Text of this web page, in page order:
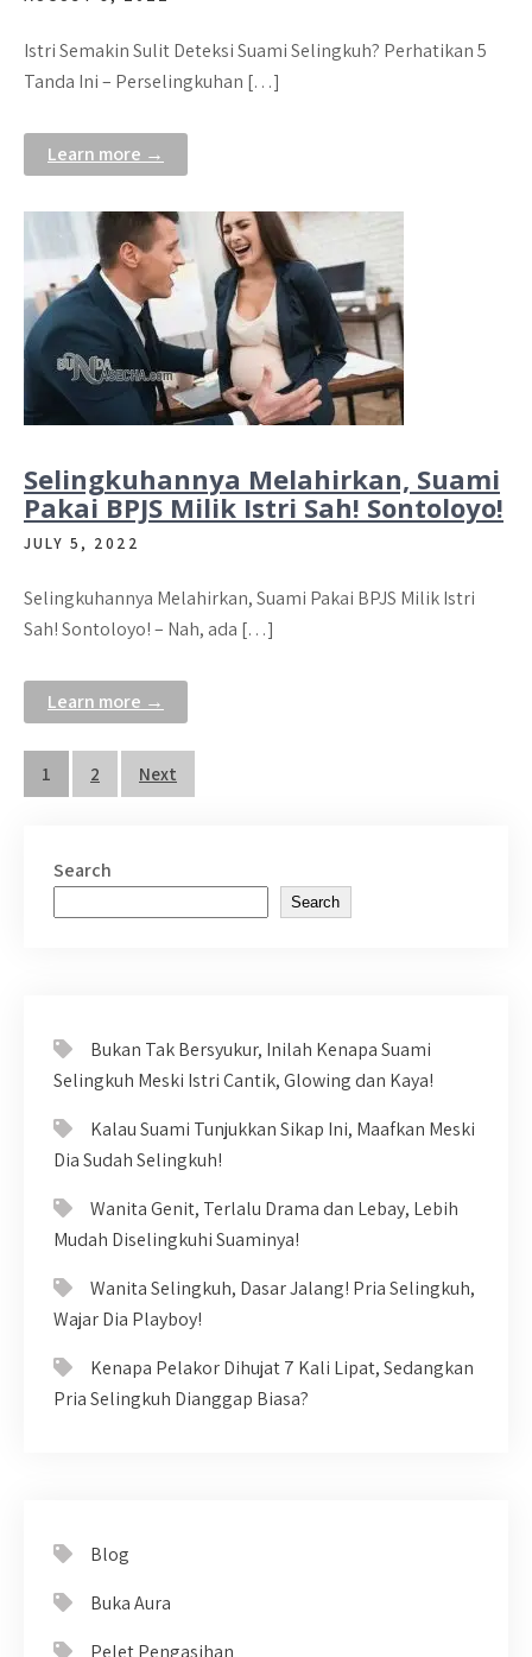
Istri Semakin Sulit Deteksi Suami Selingkuh? Perhatikan 5
Tanda Ini – Perselingkuhan […]
Learn more →
Selingkuhannya Melahirkan, Suami
Pakai BPJS Milik Istri Sah! Sontoloyo!
JULY 5, 2022
Selingkuhannya Melahirkan, Suami Pakai BPJS Milik Istri
Sah! Sontoloyo! – Nah, ada […]
Learn more →
Posts
pagination
1 2 Next
Search
Search
Bukan Tak Bersyukur, Inilah Kenapa Suami
Selingkuh Meski Istri Cantik, Glowing dan Kaya!
Kalau Suami Tunjukkan Sikap Ini, Maafkan Meski
Dia Sudah Selingkuh!
Wanita Genit, Terlalu Drama dan Lebay, Lebih
Mudah Diselingkuhi Suaminya!
Wanita Selingkuh, Dasar Jalang! Pria Selingkuh,
Wajar Dia Playboy!
Kenapa Pelakor Dihujat 7 Kali Lipat, Sedangkan
Pria Selingkuh Dianggap Biasa?
Blog
Buka Aura
Pelet Pengasihan